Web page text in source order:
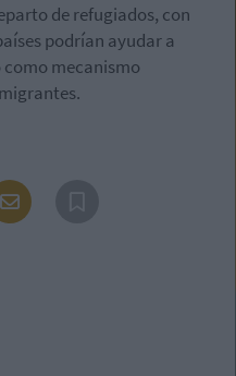
de refugiados, con
podrían ayudar a
mecanismo